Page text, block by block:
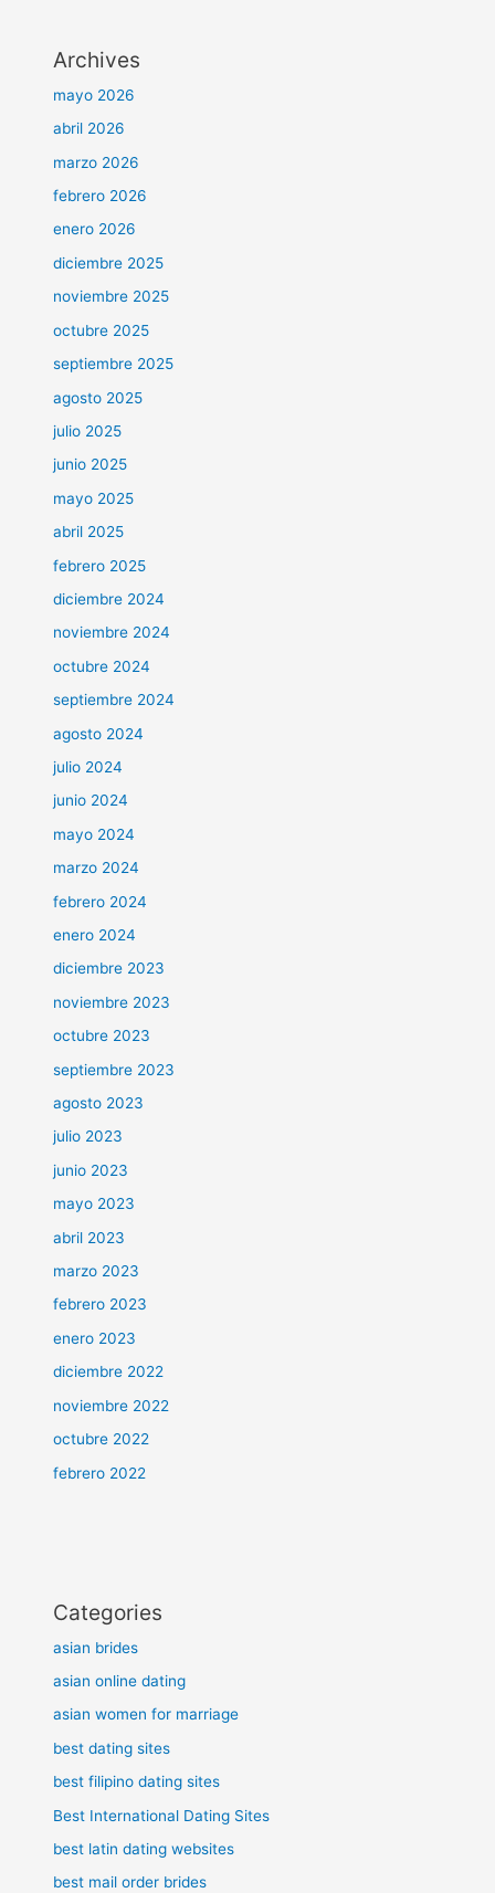
Archives
mayo 2026
abril 2026
marzo 2026
febrero 2026
enero 2026
diciembre 2025
noviembre 2025
octubre 2025
septiembre 2025
agosto 2025
julio 2025
junio 2025
mayo 2025
abril 2025
febrero 2025
diciembre 2024
noviembre 2024
octubre 2024
septiembre 2024
agosto 2024
julio 2024
junio 2024
mayo 2024
marzo 2024
febrero 2024
enero 2024
diciembre 2023
noviembre 2023
octubre 2023
septiembre 2023
agosto 2023
julio 2023
junio 2023
mayo 2023
abril 2023
marzo 2023
febrero 2023
enero 2023
diciembre 2022
noviembre 2022
octubre 2022
febrero 2022
Categories
asian brides
asian online dating
asian women for marriage
best dating sites
best filipino dating sites
Best International Dating Sites
best latin dating websites
best mail order brides